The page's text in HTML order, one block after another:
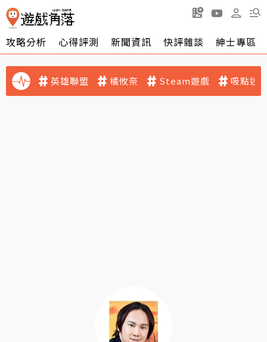
攻略分析 心得評測 新聞資訊 快評雜談 紳士專區
英雄聯盟 橘攸奈 Steam遊戲 吸點迷